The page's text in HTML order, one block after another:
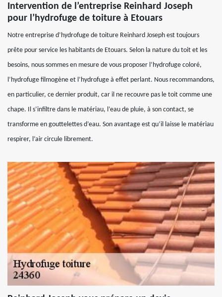
Intervention de l’entreprise Reinhard Joseph
pour l’hydrofuge de toiture à Etouars
Notre entreprise d’hydrofuge de toiture Reinhard Joseph est toujours
prête pour service les habitants de Etouars. Selon la nature du toit et les
besoins, nous sommes en mesure de vous proposer l’hydrofuge coloré,
l’hydrofuge filmogène et l’hydrofuge à effet perlant. Nous recommandons,
en particulier, ce dernier produit, car il ne recouvre pas le toit comme une
chape. Il s’infiltre dans le matériau, l’eau de pluie, à son contact, se
transforme en gouttelettes d’eau. Son avantage est qu’il laisse le matériau
respirer, l’air circule librement.